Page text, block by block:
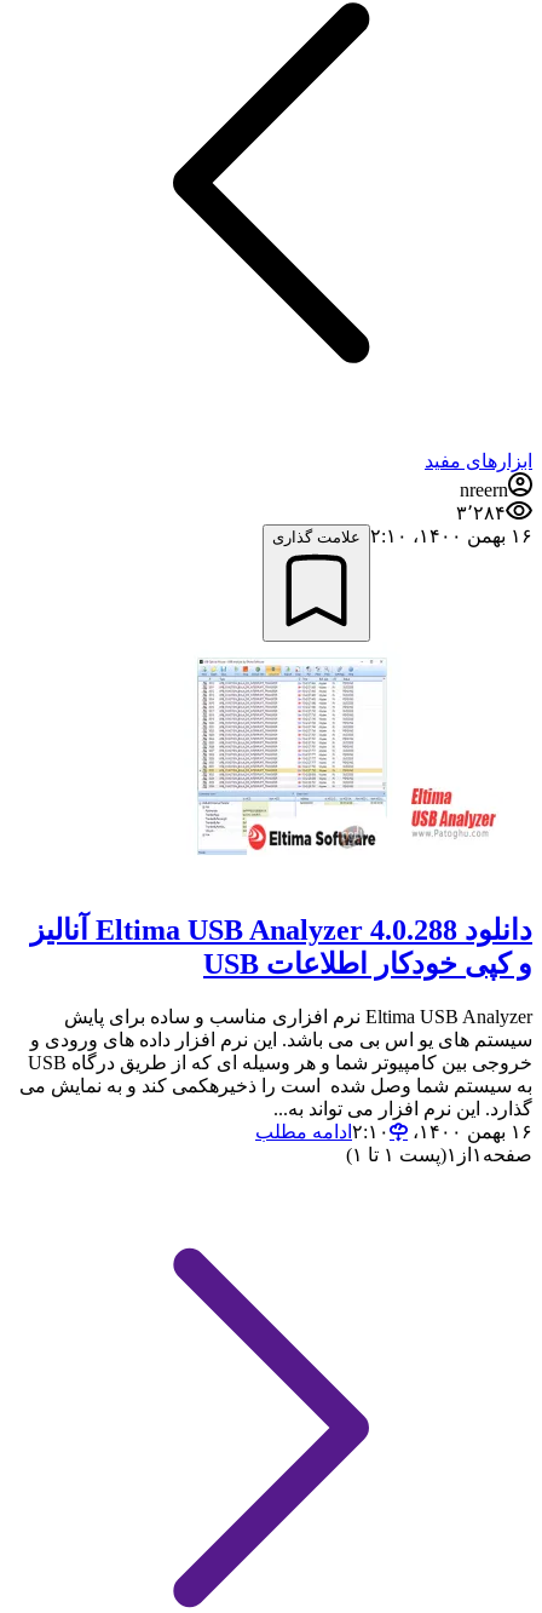
ابزارهای مفید
nreern
۳٬۲۸۴
۱۶ بهمن ۱۴۰۰،‏ ۲:۱۰
علامت گذاری
دانلود Eltima USB Analyzer 4.0.288 آنالیز
و کپی خودکار اطلاعات USB
Eltima USB Analyzer نرم افزاری مناسب و ساده برای پایش
سیستم های یو اس بی می باشد. این نرم افزار داده های ورودی و
خروجی بین کامپیوتر شما و هر وسیله ای که از طریق درگاه USB
به سیستم شما وصل شده است را ذخیرهکمی کند و به نمایش می
گذارد. این نرم افزار می تواند به...
۱۶ بهمن ۱۴۰۰،‏ ۲:۱۰
ادامه مطلب
صفحه ۱ از ۱(پست ۱ تا ۱)